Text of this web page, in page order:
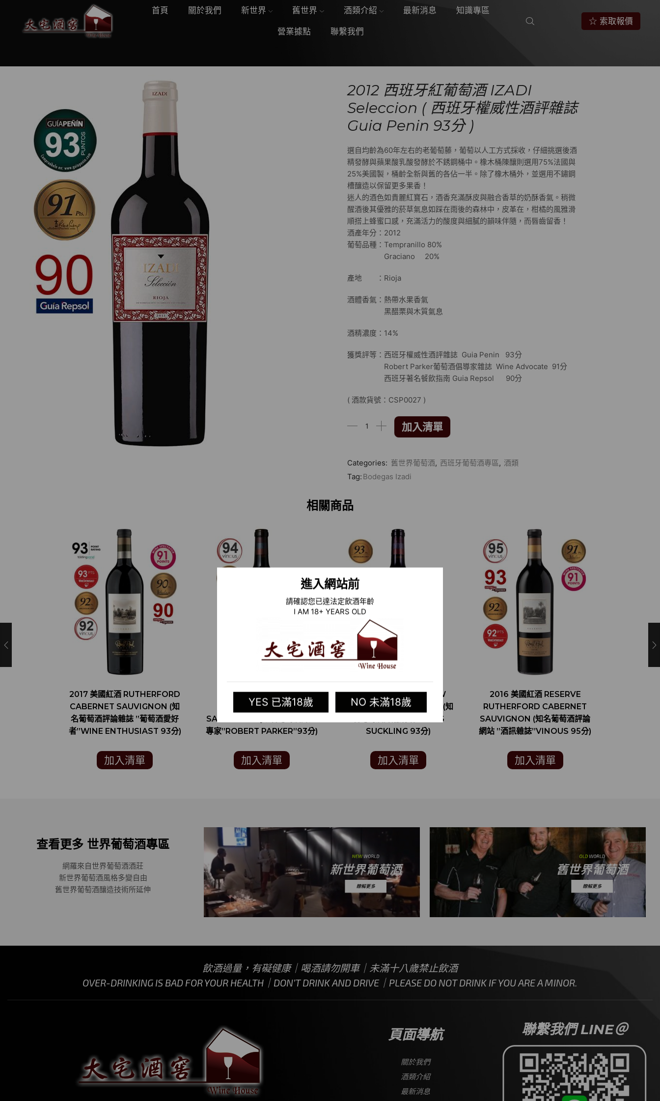
進入網站前
請確認您已達法定飲酒年齡
I AM 18+ YEARS OLD
YES 已滿18歲 NO 未滿18歲
首頁 關於我們 新世界 舊世界 酒類介紹 最新消息 知識專區
營業據點 聯繫我們
☆ 索取報價
2012 西班牙紅葡萄酒 IZADI
Seleccion ( 西班牙權威性酒評雜誌
Guia Penin 93分 )
選自均齡為60年左右的老葡萄藤，葡萄以人工方式採收，仔細挑選後酒
精發酵與蘋果酸乳酸發酵於不銹鋼桶中。橡木桶陳釀則選用75%法國與
25%美國製，桶齡全新與舊的各佔一半。除了橡木桶外，並選用不鏽鋼
槽釀造以保留更多果香！
迷人的酒色如貴麗紅寶石，酒香充滿酥皮與融合香草的奶酥香氣。稍微
醒酒後其優雅的菸草氣息如踩在雨後的森林中，皮革在，柑橘的風雅滑
順搭上蜂蜜口感，充滿活力的酸度與細膩的韻味伴隨，而唇齒留香！
酒產年分：2012
葡萄品種：Tempranillo 80%
Graciano 20%
產地 ：Rioja
酒體香氣：熱帶水果香氣
黑醋栗與木質氣息
酒精濃度：14%
獲獎評等：西班牙權威性酒評雜誌 Guia Penin 93分
Robert Parker葡萄酒倡導家雜誌 Wine Advocate 91分
西班牙著名餐飲指南 Guia Repsol 90分
( 酒款貨號：CSP0027 )
加入清單
Categories: 舊世界葡萄酒, 西班牙葡萄酒專區, 酒類
Tag: Bodegas Izadi
相關商品
2017 美國紅酒 RUTHERFORD
CABERNET SAUVIGNON (知
名葡萄酒評論雜誌 ”葡萄酒愛好
者”WINE ENTHUSIAST 93分)
加入清單
2014 美國紅酒 SECRET
GARDEN CABERNET
SAUVIGNON (知名葡萄酒評鑑
專家”ROBERT PARKER”93分)
加入清單
2014 美國紅酒 THE VOW
CABERNET SAUVIGNON (知
名葡萄酒評論網站 JAMES
SUCKLING 93分)
加入清單
2016 美國紅酒 RESERVE
RUTHERFORD CABERNET
SAUVIGNON (知名葡萄酒評論
網站 ”酒訊雜誌”VINOUS 95分)
加入清單
查看更多 世界葡萄酒專區
網羅來自世界葡萄酒酒莊
新世界葡萄酒風格多變自由
舊世界葡萄酒釀造技術所延伸
飲酒過量，有礙健康｜喝酒請勿開車｜未滿十八歲禁止飲酒
OVER-DRINKING IS BAD FOR YOUR HEALTH｜DON’T DRINK AND DRIVE｜PLEASE DO NOT DRINK IF YOU ARE A MINOR.
頁面導航
關於我們
酒類介紹
最新消息
聯繫我們 LINE＠